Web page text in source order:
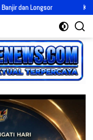
Kapolres Solok